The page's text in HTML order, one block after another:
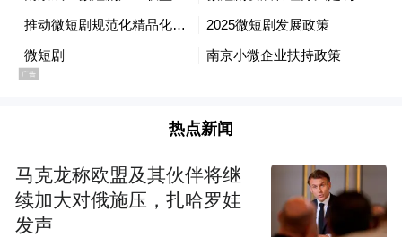
热点新闻
马克龙称欧盟及其伙伴将继
续加大对俄施压，扎哈罗娃
发声